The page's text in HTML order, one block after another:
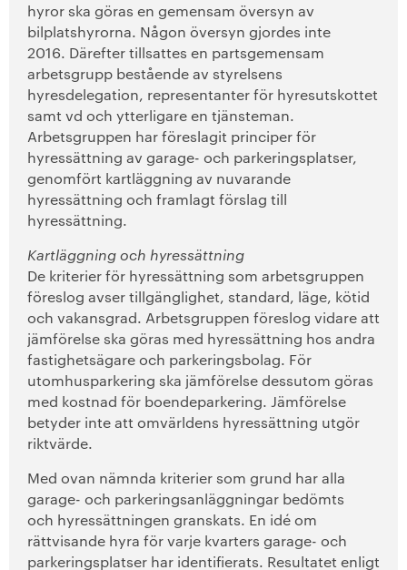
hyror ska göras en gemensam översyn av
bilplatshyrorna. Någon översyn gjordes inte
2016. Därefter tillsattes en partsgemensam
arbetsgrupp bestående av styrelsens
hyresdelegation, representanter för hyresutskottet
samt vd och ytterligare en tjänsteman.
Arbetsgruppen har föreslagit principer för
hyressättning av garage- och parkeringsplatser,
genomfört kartläggning av nuvarande
hyressättning och framlagt förslag till
hyressättning.
Kartläggning och hyressättning
De kriterier för hyressättning som arbetsgruppen
föreslog avser tillgänglighet, standard, läge, kötid
och vakansgrad. Arbetsgruppen föreslog vidare att
jämförelse ska göras med hyressättning hos andra
fastighetsägare och parkeringsbolag. För
utomhusparkering ska jämförelse dessutom göras
med kostnad för boendeparkering. Jämförelse
betyder inte att omvärldens hyressättning utgör
riktvärde.
Med ovan nämnda kriterier som grund har alla
garage- och parkeringsanläggningar bedömts
och hyressättningen granskats. En idé om
rättvisande hyra för varje kvarters garage- och
parkeringsplatser har identifierats. Resultatet enligt